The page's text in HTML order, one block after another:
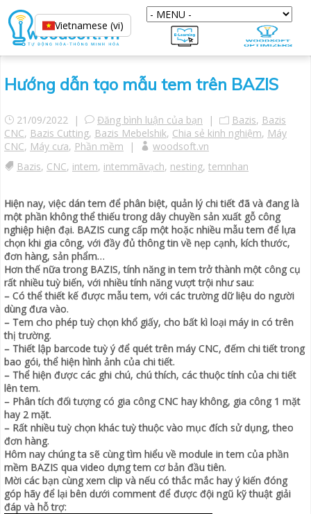
Hướng dẫn tạo mẫu tem trên BAZIS
21/09/2022 | Đăng bình luận của bạn | Bazis, Bazis
CNC, Bazis Cutting, Bazis Mebelshik, Chia sẻ kinh nghiệm, Máy
CNC, Máy cưa, Phần mềm |
woodsoft.vn
Bazis, CNC, intem, intemmãvạch, nesting, temnhan
Hiện nay, việc dán tem để phân biệt, quản lý chi tiết đã và đang là
một phần không thể thiếu trong dây chuyền sản xuất gỗ công
nghiệp hiện đại. BAZIS cung cấp một hoặc nhiều mẫu tem để lựa
chọn khi gia công, với đầy đủ thông tin về nẹp cạnh, kích thước,
đơn hàng, sản phẩm…
Hơn thế nữa trong BAZIS, tính năng in tem trở thành một công cụ
rất nhiều tuỳ biến, với nhiều tính năng vượt trội như sau:
– Có thể thiết kế được mẫu tem, với các trường dữ liệu do người
dùng đưa vào.
– Tem cho phép tuỳ chọn khổ giấy, cho bất kì loại máy in có trên
thị trường.
– Thiết lập barcode tuỳ ý để quét trên máy CNC, đếm chi tiết trong
bao gói, thể hiện hình ảnh của chi tiết.
– Thể hiện được các ghi chú, chú thích, các thuộc tính của chi tiết
lên tem.
– Phân tích đối tượng có gia công CNC hay không, gia công 1 mặt
hay 2 mặt.
– Rất nhiều tuỳ chọn khác tuỳ thuộc vào mục đích sử dụng, theo
đơn hàng.
Hôm nay chúng ta sẽ cùng tìm hiểu về module in tem của phần
mềm BAZIS qua video dựng tem cơ bản đầu tiên.
Mời các bạn cùng xem clip và nếu có thắc mắc hay ý kiến đóng
góp hãy để lại bên dưới comment để được đội ngũ kỹ thuật giải
đáp và hỗ trợ:
Vietnamese (vi)